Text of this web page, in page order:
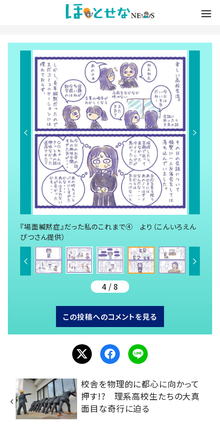
『場面緘黙症』だった私のこれまで④ より（こんいろえん
ぴつさん提供）
4 / 8
この投稿へのコメントを見る
校舎を物理的に都心に向かって
押す!? 理系高校生たちの大真
面目な奇行に迫る